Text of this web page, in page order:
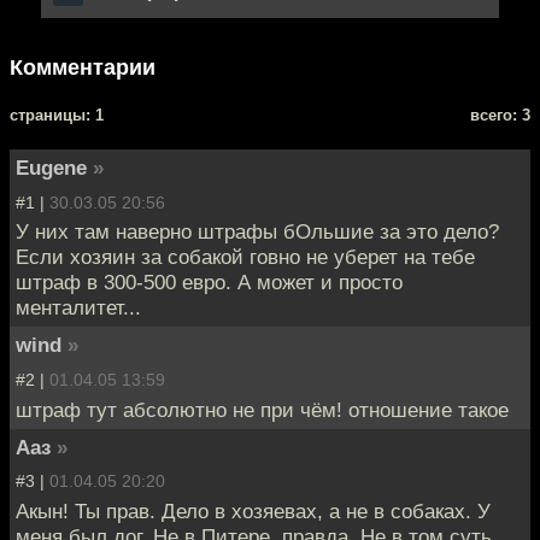
Комментарии
cтраницы: 1 всего: 3
Eugene »
#1 | 30.03.05 20:56
У них там наверно штрафы бОльшие за это дело?
Если хозяин за собакой говно не уберет на тебе
штраф в 300-500 евро. А может и просто
менталитет...
wind »
#2 | 01.04.05 13:59
штраф тут абсолютно не при чём! отношение такое
Ааз »
#3 | 01.04.05 20:20
Акын! Ты прав. Дело в хозяевах, а не в собаках. У